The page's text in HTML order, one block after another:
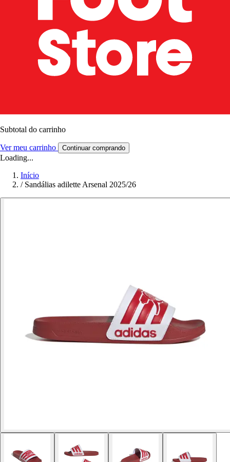
Subtotal do carrinho
Ver meu carrinho Continuar comprando
Loading...
Início
/ Sandálias adilette Arsenal 2025/26